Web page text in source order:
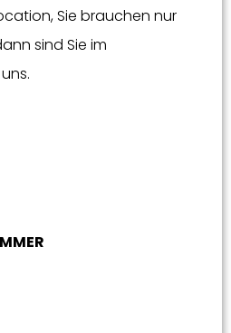
Sie brauchen nur
sind Sie im